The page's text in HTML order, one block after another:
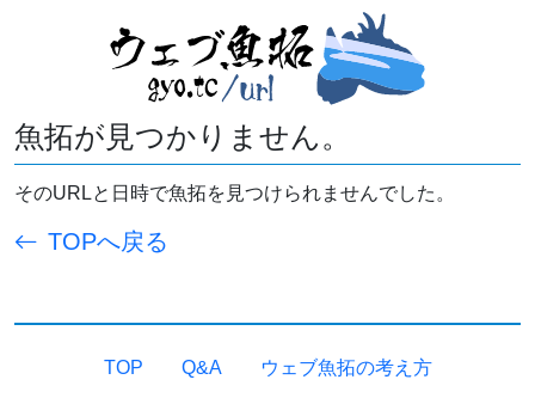
魚拓が見つかりません。
そのURLと日時で魚拓を見つけられませんでした。
TOPへ戻る
TOP Q&A ウェブ魚拓の考え方